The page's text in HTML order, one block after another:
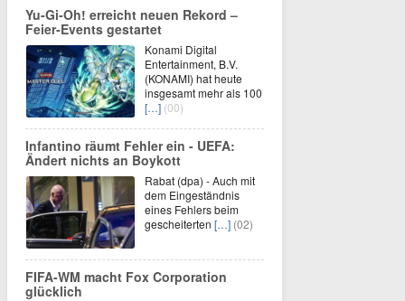
Yu‑Gi‑Oh! erreicht neuen Rekord –
Feier‑Events gestartet
Konami Digital
Entertainment, B.V.
(KONAMI) hat heute
insgesamt mehr als 100
[…] (00)
Infantino räumt Fehler ein - UEFA:
Ändert nichts an Boykott
Rabat (dpa) - Auch mit
dem Eingeständnis
eines Fehlers beim
gescheiterten […] (02)
FIFA-WM macht Fox Corporation
glücklich